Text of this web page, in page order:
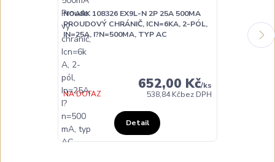
NOARK 108326 EX9L-N 2P 25A 500MA
PROUDOVÝ CHRÁNIČ, ICN=6KA, 2-PÓL,
IN=25A, I?N=500MA, TYP AC
652,00 Kč/ks
538,84 Kčbez DPH
NA DOTAZ
Detail
PROUDOVÝ
IN=40A,